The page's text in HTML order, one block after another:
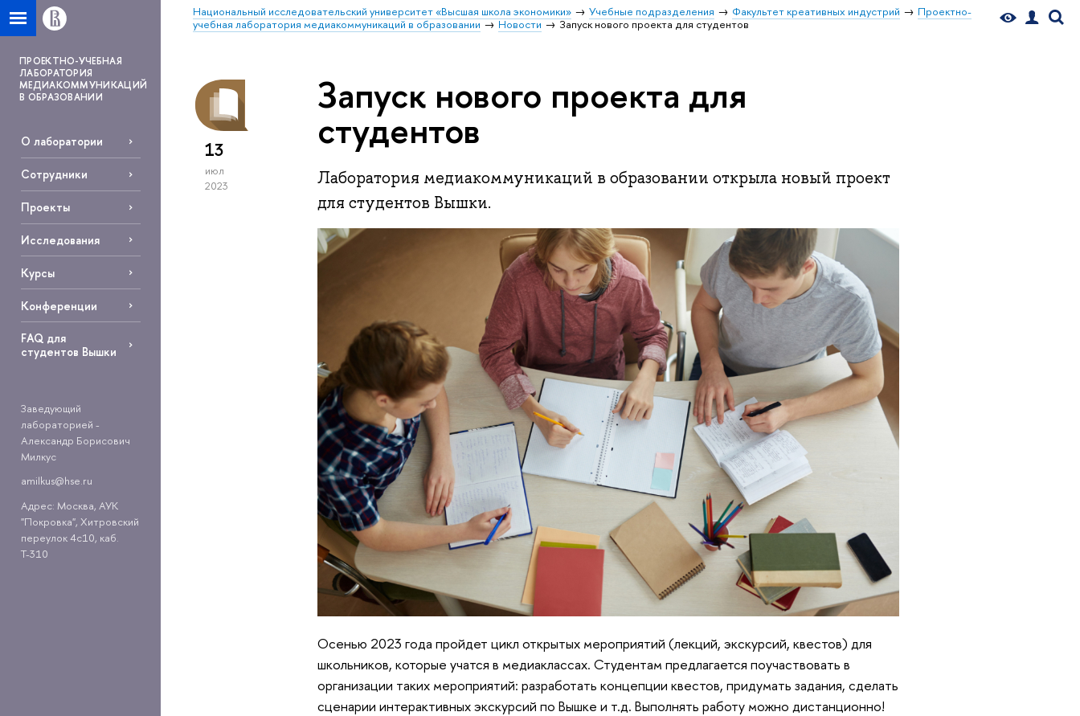
Национальный исследовательский университет «Высшая школа экономики» Учебные подразделения Факультет креативных индустрий
Проектно-
учебная лаборатория медиакоммуникаций в образовании
Новости Запуск нового проекта для студентов
ПРОЕКТНО-УЧЕБНАЯ
ЛАБОРАТОРИЯ
МЕДИАКОММУНИКАЦИЙ
В ОБРАЗОВАНИИ
О лаборатории
Сотрудники
Проекты
Исследования
Курсы
Конференции
FAQ для
студентов Вышки
Заведующий
лабораторией -
Александр Борисович
Милкус
amilkus@hse.ru
Адрес: Москва, АУК
"Покровка", Хитровский
переулок 4с10, каб.
Т-310
13
июл
2023
Запуск нового проекта для
студентов
Лаборатория медиакоммуникаций в образовании открыла новый проект
для студентов Вышки.
Осенью 2023 года пройдет цикл открытых мероприятий (лекций, экскурсий, квестов) для
школьников, которые учатся в медиаклассах. Студентам предлагается поучаствовать в
организации таких мероприятий: разработать концепции квестов, придумать задания, сделать
сценарии интерактивных экскурсий по Вышке и т.д. Выполнять работу можно дистанционно!